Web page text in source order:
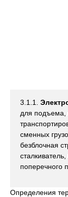
3.1.1.
для подъема,
сменных
безблочная
поперечного
Определения